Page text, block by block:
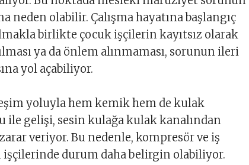
neden olabilir. Çalışma hayatına başlangıç
birlikte çocuk işçilerin kayıtsız olarak
ya da önlem alınmaması, sorunun ileri
yol açabiliyor.
yoluyla hem kemik hem de kulak
ile gelişi, sesin kulağa kulak kanalından
veriyor. Bu nedenle, kompresör ve iş
durum daha belirgin olabiliyor.